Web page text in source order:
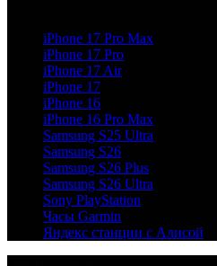
iPhone 17 Pro Max
iPhone 17 Pro
iPhone 17 Air
iPhone 17
iPhone 16
iPhone 16 Pro Max
Samsung S25 Ultra
Samsung S26
Samsung S26 Plus
Samsung S26 Ultra
Sony PlayStation
Часы Garmin
Яндекс станции с Алисой